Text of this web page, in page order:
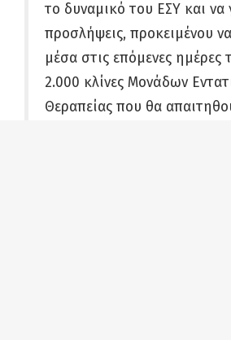
το δυναμικό του ΕΣΥ και να
προσλήψεις, προκειμένου
μέσα στις επόμενες ημέρες
2.000 κλίνες Μονάδων
Θεραπείας που θα